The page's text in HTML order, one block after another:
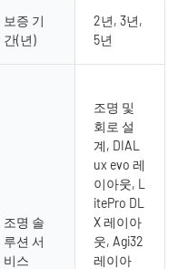
보증 기
간(년)
2년, 3년,
5년
조명 솔
루션 서
비스
조명 및
회로 설
계, DIAL
ux evo 레
이아웃, L
itePro DL
X 레이아
웃, Agi32
레이아